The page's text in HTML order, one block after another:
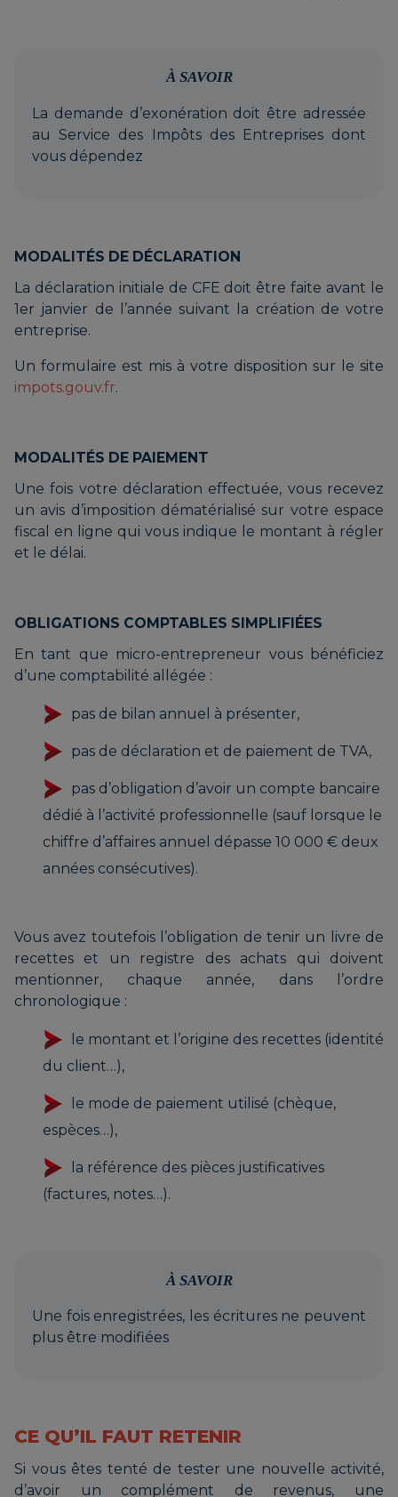
À SAVOIR
La demande d’exonération doit être adressée
au Service des Impôts des Entreprises dont
vous dépendez
MODALITÉS DE DÉCLARATION
La déclaration initiale de CFE doit être faite avant le
1er janvier de l’année suivant la création de votre
entreprise.
Un formulaire est mis à votre disposition sur le site
impots.gouv.fr.
MODALITÉS DE PAIEMENT
Une fois votre déclaration effectuée, vous recevez
un avis d’imposition dématérialisé sur votre espace
fiscal en ligne qui vous indique le montant à régler
et le délai.
OBLIGATIONS COMPTABLES SIMPLIFIÉES
En tant que micro-entrepreneur vous bénéficiez
d’une comptabilité allégée :
pas de bilan annuel à présenter,
pas de déclaration et de paiement de TVA,
pas d’obligation d’avoir un compte bancaire
dédié à l’activité professionnelle (sauf lorsque le
chiffre d’affaires annuel dépasse 10 000 € deux
années consécutives).
Vous avez toutefois l’obligation de tenir un livre de
recettes et un registre des achats qui doivent
mentionner, chaque année, dans l’ordre
chronologique :
le montant et l’origine des recettes (identité
du client…),
le mode de paiement utilisé (chèque,
espèces…),
la référence des pièces justificatives
(factures, notes…).
À SAVOIR
Une fois enregistrées, les écritures ne peuvent
plus être modifiées
CE QU’IL FAUT RETENIR
Si vous êtes tenté de tester une nouvelle activité,
d’avoir un complément de revenus, une